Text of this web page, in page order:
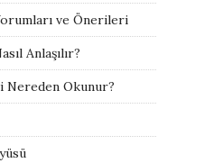
ve Önerileri
Anlaşılır?
Nereden Okunur?